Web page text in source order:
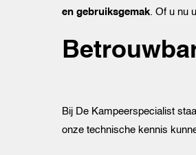
en gebruiksgemak. Of u nu
Bij De Kampeerspecialist
onze technische kennis